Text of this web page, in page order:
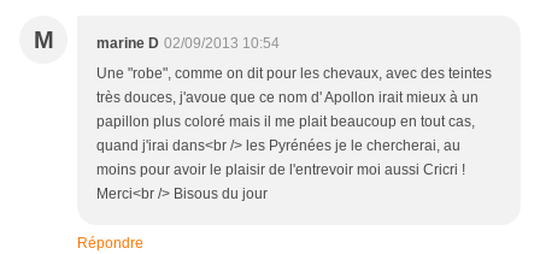
M marine D 02/09/2013 10:54
Une "robe", comme on dit pour les chevaux, avec des teintes
très douces, j'avoue que ce nom d' Apollon irait mieux à un
papillon plus coloré mais il me plait beaucoup en tout cas,
quand j'irai dans<br /> les Pyrénées je le chercherai, au
moins pour avoir le plaisir de l'entrevoir moi aussi Cricri !
Merci<br /> Bisous du jour
Répondre